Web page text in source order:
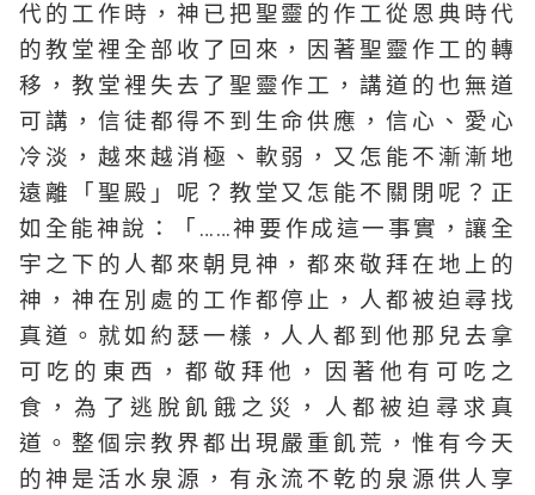
代的工作時，神已把聖靈的作工從恩典時代
的教堂裡全部收了回來，因著聖靈作工的轉
移，教堂裡失去了聖靈作工，講道的也無道
可講，信徒都得不到生命供應，信心、愛心
冷淡，越來越消極、軟弱，又怎能不漸漸地
遠離「聖殿」呢？教堂又怎能不關閉呢？正
如全能神說：「……神要作成這一事實，讓全
宇之下的人都來朝見神，都來敬拜在地上的
神，神在別處的工作都停止，人都被迫尋找
真道。就如約瑟一樣，人人都到他那兒去拿
可吃的東西，都敬拜他，因著他有可吃之
食，為了逃脫飢餓之災，人都被迫尋求真
道。整個宗教界都出現嚴重飢荒，惟有今天
的神是活水泉源，有永流不乾的泉源供人享